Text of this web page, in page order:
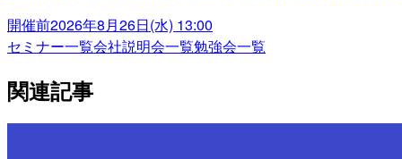
開催前2026年8月26日(水) 13:00
セミナー一覧会社説明会一覧勉強会一覧
関連記事